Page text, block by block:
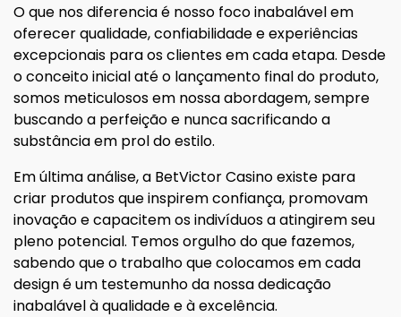
O que nos diferencia é nosso foco inabalável em
oferecer qualidade, confiabilidade e experiências
excepcionais para os clientes em cada etapa. Desde
o conceito inicial até o lançamento final do produto,
somos meticulosos em nossa abordagem, sempre
buscando a perfeição e nunca sacrificando a
substância em prol do estilo.
Em última análise, a BetVictor Casino existe para
criar produtos que inspirem confiança, promovam
inovação e capacitem os indivíduos a atingirem seu
pleno potencial. Temos orgulho do que fazemos,
sabendo que o trabalho que colocamos em cada
design é um testemunho da nossa dedicação
inabalável à qualidade e à excelência.